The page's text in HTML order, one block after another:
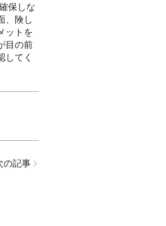
保しな
、険し
ットを
目の前
してく
の記事